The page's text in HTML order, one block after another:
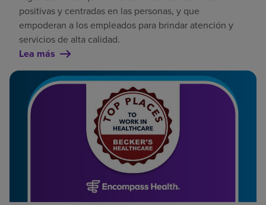
positivas y centradas en las personas, y que
empoderan a los empleados para brindar atención y
servicios de alta calidad.
Lea más